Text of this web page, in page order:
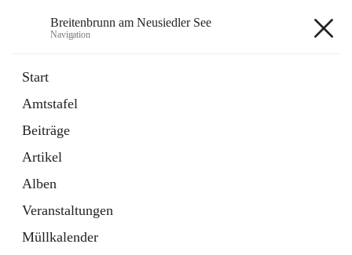
Breitenbrunn am Neusiedler See
Navigation
Start
Amtstafel
Beiträge
Artikel
Alben
Veranstaltungen
Müllkalender
18 Schnellzugriffe
Gemeindeservice